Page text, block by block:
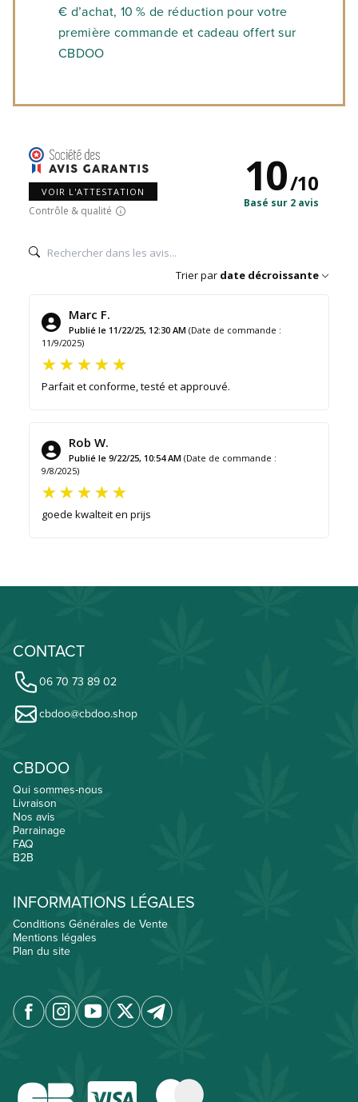
€ d’achat, 10 % de réduction pour votre
première commande et cadeau offert sur
CBDOO
VOIR L'ATTESTATION
Contrôle & qualité
10/10
Basé sur 2 avis
Trier par date décroissante
Marc F.
Publié le 11/22/25, 12:30 AM (Date de commande :
11/9/2025)
Parfait et conforme, testé et approuvé.
Rob W.
Publié le 9/22/25, 10:54 AM (Date de commande :
9/8/2025)
goede kwalteit en prijs
CONTACT
06 70 73 89 02
cbdoo@cbdoo.shop
CBDOO
Qui sommes-nous
Livraison
Nos avis
Parrainage
FAQ
B2B
INFORMATIONS LÉGALES
Conditions Générales de Vente
Mentions légales
Plan du site